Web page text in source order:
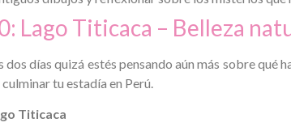
Lago Titicaca – Belleza
dos días quizá estés pensando aún más sobre qué
tu estadía en Perú.
Titicaca